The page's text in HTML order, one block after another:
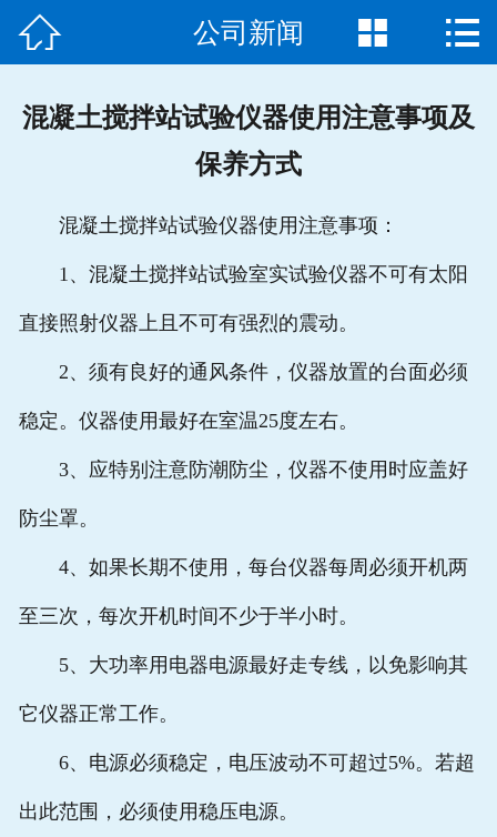
网站首页
专题中心
 公司新闻  
混凝土搅拌站试验仪器使用注意事项及
保养方式
混凝土搅拌站试验仪器使用注意事项：
1、混凝土搅拌站试验室实试验仪器不可有太阳
直接照射仪器上且不可有强烈的震动。
2、须有良好的通风条件，仪器放置的台面必须
稳定。仪器使用最好在室温25度左右。
3、应特别注意防潮防尘，仪器不使用时应盖好
防尘罩。
4、如果长期不使用，每台仪器每周必须开机两
至三次，每次开机时间不少于半小时。
5、大功率用电器电源最好走专线，以免影响其
它仪器正常工作。
6、电源必须稳定，电压波动不可超过5%。若超
出此范围，必须使用稳压电源。